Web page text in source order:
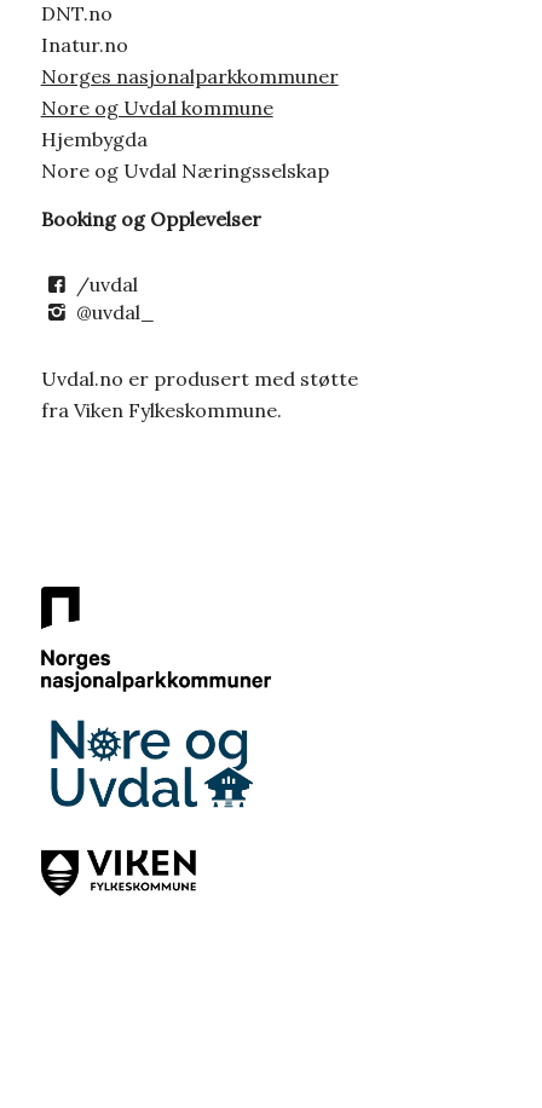
DNT.no
Inatur.no
Norges nasjonalparkkommuner
Nore og Uvdal kommune
Hjembygda
Nore og Uvdal Næringsselskap
Booking og Opplevelser
/uvdal
@uvdal_
Uvdal.no er produsert med støtte
fra Viken Fylkeskommune.